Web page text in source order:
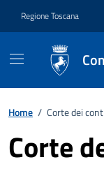
Regione Toscana
Home / Corte dei conti
Corte